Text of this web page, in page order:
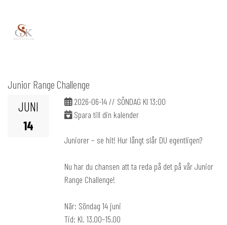
Junior Range Challenge
JUNI
14
2026-06-14 // SÖNDAG Kl 13:00
Spara till din kalender
Juniorer – se hit! Hur långt slår DU egentligen?
Nu har du chansen att ta reda på det på vår Junior
Range Challenge!
När: Söndag 14 juni
Tid: Kl. 13.00–15.00